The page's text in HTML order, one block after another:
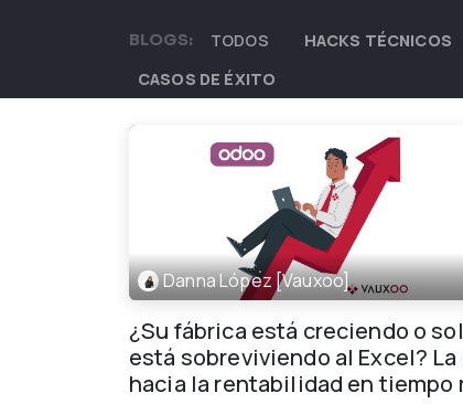
BLOGS: TODOS HACKS TÉCNICOS
CASOS DE ÉXITO
Danna López [Vauxoo]
¿Su fábrica está creciendo o
está sobreviviendo al Excel? La
hacia la rentabilidad en tiempo